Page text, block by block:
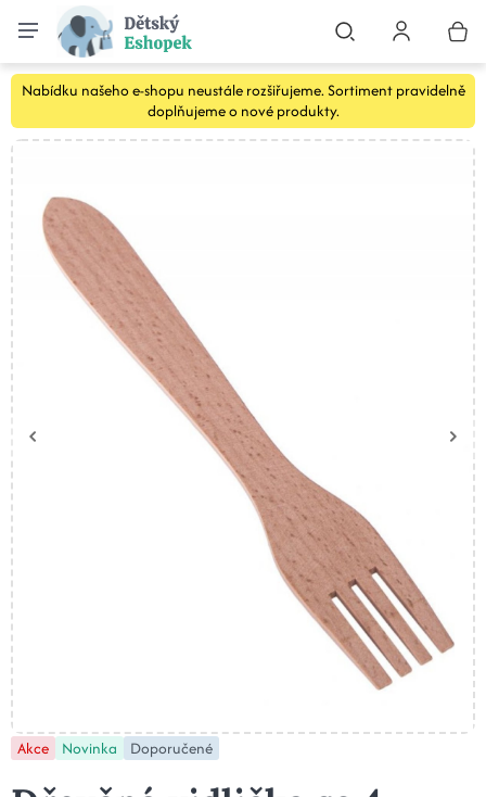
Nabídku našeho e-shopu neustále rozšiřujeme. Sortiment pravidelně
doplňujeme o nové produkty.
Akce Novinka Doporučené